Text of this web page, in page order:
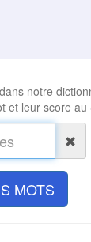
notre
et leur score au
MOTS